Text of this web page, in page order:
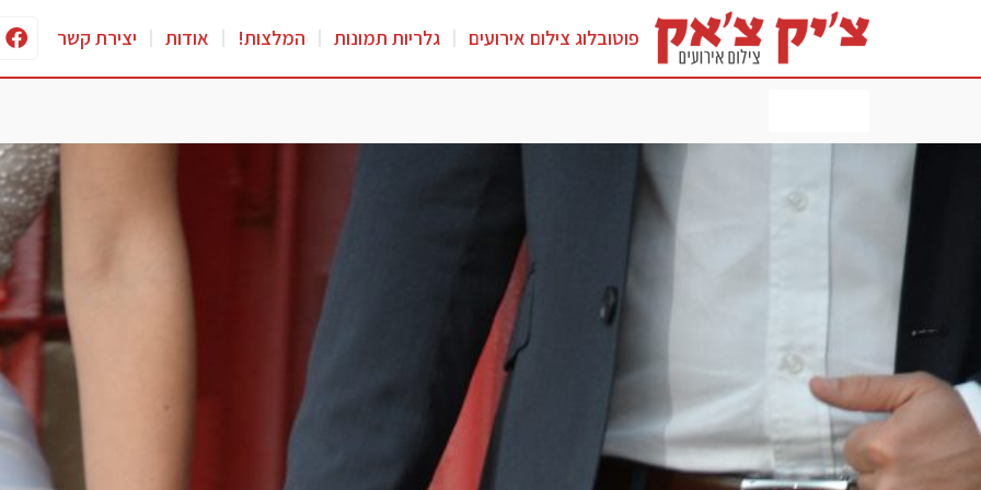
פוטובלוג צילום אירועים גלריות תמונות המלצות! אודות יצירת קשר